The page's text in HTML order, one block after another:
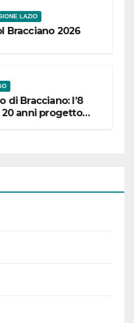
LAZIO
Bracciano 2026
di Bracciano: l’8
anni progetto